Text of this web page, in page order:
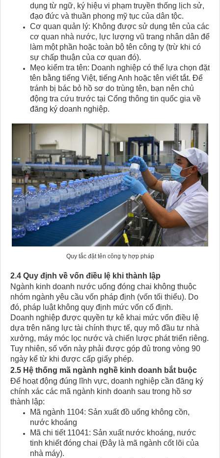
dụng từ ngữ, ký hiệu vi phạm truyền thống lịch sử,
đạo đức và thuần phong mỹ tục của dân tộc.
Cơ quan quản lý: Không được sử dụng tên của các
cơ quan nhà nước, lực lượng vũ trang nhân dân để
làm một phần hoặc toàn bộ tên công ty (trừ khi có
sự chấp thuận của cơ quan đó).
Mẹo kiểm tra tên: Doanh nghiệp có thể lựa chọn đặt
tên bằng tiếng Việt, tiếng Anh hoặc tên viết tắt. Để
tránh bị bác bỏ hồ sơ do trùng tên, bạn nên chủ
động tra cứu trước tại Cổng thông tin quốc gia về
đăng ký doanh nghiệp.
Quy tắc đặt tên công ty hợp pháp
2.4 Quy định về vốn điều lệ khi thành lập
Ngành kinh doanh nước uống đóng chai không thuộc
nhóm ngành yêu cầu vốn pháp định (vốn tối thiểu). Do
đó, pháp luật không quy định mức vốn cố định.
Doanh nghiệp được quyền tự kê khai mức vốn điều lệ
dựa trên năng lực tài chính thực tế, quy mô đầu tư nhà
xưởng, máy móc lọc nước và chiến lược phát triển riêng.
Tuy nhiên, số vốn này phải được góp đủ trong vòng 90
ngày kể từ khi được cấp giấy phép.
2.5 Hệ thống mã ngành nghề kinh doanh bắt buộc
Để hoạt động đúng lĩnh vực, doanh nghiệp cần đăng ký
chính xác các mã ngành kinh doanh sau trong hồ sơ
thành lập:
Mã ngành 1104: Sản xuất đồ uống không cồn,
nước khoáng
Mã chi tiết 11041: Sản xuất nước khoáng, nước
tinh khiết đóng chai (Đây là mã ngành cốt lõi của
nhà máy).